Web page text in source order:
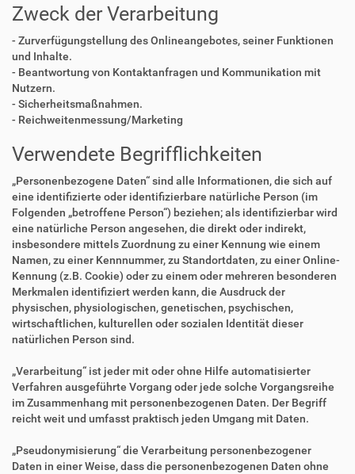
Zweck der Verarbeitung
- Zurverfügungstellung des Onlineangebotes, seiner Funktionen
und Inhalte.
- Beantwortung von Kontaktanfragen und Kommunikation mit
Nutzern.
- Sicherheitsmaßnahmen.
- Reichweitenmessung/Marketing
Verwendete Begrifflichkeiten
„Personenbezogene Daten“ sind alle Informationen, die sich auf
eine identifizierte oder identifizierbare natürliche Person (im
Folgenden „betroffene Person“) beziehen; als identifizierbar wird
eine natürliche Person angesehen, die direkt oder indirekt,
insbesondere mittels Zuordnung zu einer Kennung wie einem
Namen, zu einer Kennnummer, zu Standortdaten, zu einer Online-
Kennung (z.B. Cookie) oder zu einem oder mehreren besonderen
Merkmalen identifiziert werden kann, die Ausdruck der
physischen, physiologischen, genetischen, psychischen,
wirtschaftlichen, kulturellen oder sozialen Identität dieser
natürlichen Person sind.
„Verarbeitung“ ist jeder mit oder ohne Hilfe automatisierter
Verfahren ausgeführte Vorgang oder jede solche Vorgangsreihe
im Zusammenhang mit personenbezogenen Daten. Der Begriff
reicht weit und umfasst praktisch jeden Umgang mit Daten.
„Pseudonymisierung“ die Verarbeitung personenbezogener
Daten in einer Weise, dass die personenbezogenen Daten ohne